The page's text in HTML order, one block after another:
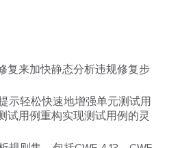
复来加快静态分析违规修复步
示轻松快速地增强单元测试用
试用例重构实现测试用例的灵